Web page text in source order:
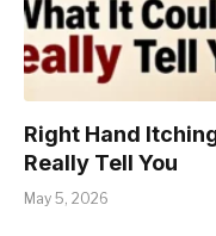
Right Hand
Really Tell You
May 5, 2026